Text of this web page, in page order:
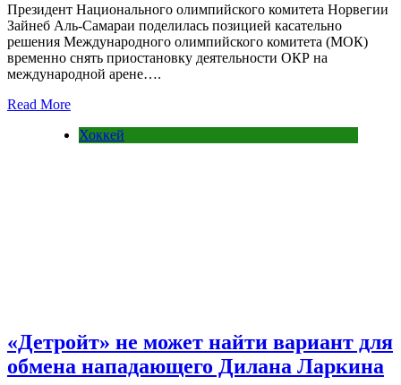
Президент Национального олимпийского комитета Норвегии
Зайнеб Аль-Самараи поделилась позицией касательно
решения Международного олимпийского комитета (МОК)
временно снять приостановку деятельности ОКР на
международной арене….
Read More
Хоккей
«Детройт» не может найти вариант для
обмена нападающего Дилана Ларкина